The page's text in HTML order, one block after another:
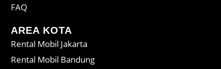
FAQ
AREA KOTA
Rental Mobil Jakarta
Rental Mobil Bandung